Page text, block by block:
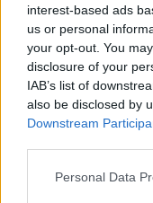
interest-based ads
us or personal
your opt-out. You
disclosure of your
IAB’s list of
also be disclosed by
Downstream
Personal Data
Kopjafafalu -
FOTÓ: RAB ZOLTÁN